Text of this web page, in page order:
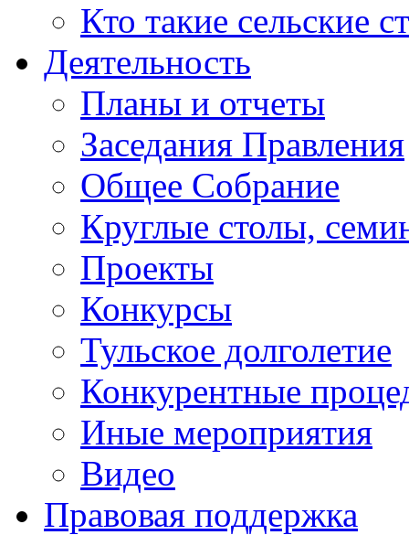
Кто такие сельские
Деятельность
Планы и отчеты
Заседания Правления
Общее Собрание
Круглые столы,
Проекты
Конкурсы
Тульское долголетие
Конкурентные
Иные мероприятия
Видео
Правовая поддержка